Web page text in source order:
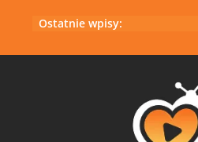
Ostatnie wpisy: